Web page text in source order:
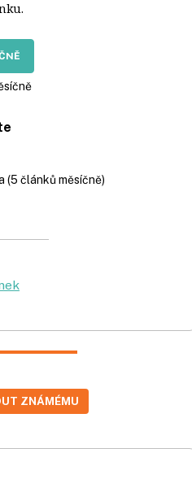
(5 článků měsíčně)
ZNÁMÉMU